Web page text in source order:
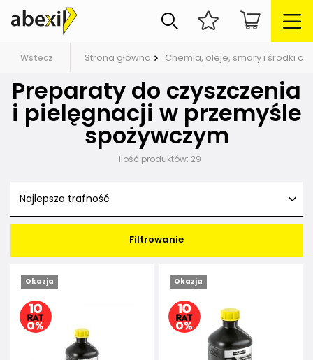
Wstecz Strona główna Chemia, oleje, smary i środki
Preparaty do czyszczenia
i pielęgnacji w przemyśle
spożywczym
ilość produktów: 29
Najlepsza trafność
Filtrowanie
Okazja Okazja